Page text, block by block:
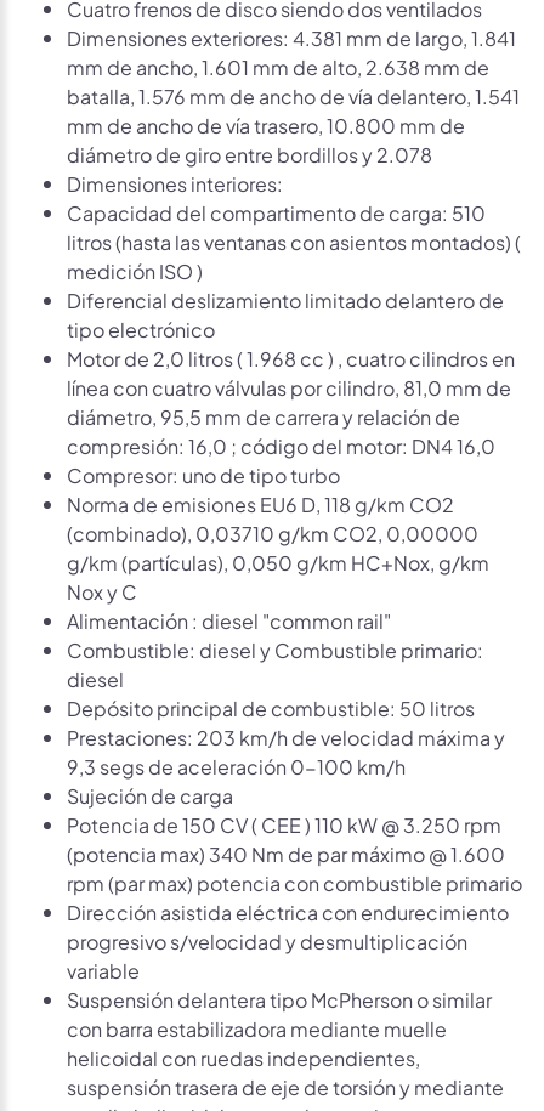
Cuatro frenos de disco siendo dos ventilados
Dimensiones exteriores: 4.381 mm de largo, 1.841
mm de ancho, 1.601 mm de alto, 2.638 mm de
batalla, 1.576 mm de ancho de vía delantero, 1.541
mm de ancho de vía trasero, 10.800 mm de
diámetro de giro entre bordillos y 2.078
Dimensiones interiores:
Capacidad del compartimento de carga: 510
litros (hasta las ventanas con asientos montados) (
medición ISO )
Diferencial deslizamiento limitado delantero de
tipo electrónico
Motor de 2,0 litros ( 1.968 cc ) , cuatro cilindros en
línea con cuatro válvulas por cilindro, 81,0 mm de
diámetro, 95,5 mm de carrera y relación de
compresión: 16,0 ; código del motor: DN4 16,0
Compresor: uno de tipo turbo
Norma de emisiones EU6 D, 118 g/km CO2
(combinado), 0,03710 g/km CO2, 0,00000
g/km (partículas), 0,050 g/km HC+Nox, g/km
Nox y C
Alimentación : diesel "common rail"
Combustible: diesel y Combustible primario:
diesel
Depósito principal de combustible: 50 litros
Prestaciones: 203 km/h de velocidad máxima y
9,3 segs de aceleración 0-100 km/h
Sujeción de carga
Potencia de 150 CV ( CEE ) 110 kW @ 3.250 rpm
(potencia max) 340 Nm de par máximo @ 1.600
rpm (par max) potencia con combustible primario
Dirección asistida eléctrica con endurecimiento
progresivo s/velocidad y desmultiplicación
variable
Suspensión delantera tipo McPherson o similar
con barra estabilizadora mediante muelle
helicoidal con ruedas independientes,
suspensión trasera de eje de torsión y mediante